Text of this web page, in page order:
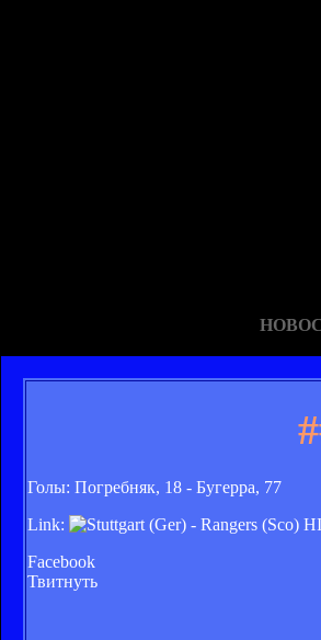
Голы: Погребняк, 18 - Бугерра, 77
Link:
Facebook
Твитнуть